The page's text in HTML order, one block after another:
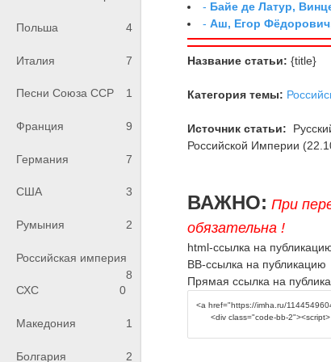
Польша 4
Италия 7
Песни Союза ССР 1
Франция 9
Германия 7
США 3
Румыния 2
Российская империя
8
СХС
0
Македония 1
Болгария 2
- Байе де Латур,
-Аш, Егор
Название статьи: {title}
Категория темы:
Источник статьи:
Российской Империи
ВАЖНО: При
обязательна !
html-ссылка на
BB-ссылка на публикацию
Прямая ссылка на